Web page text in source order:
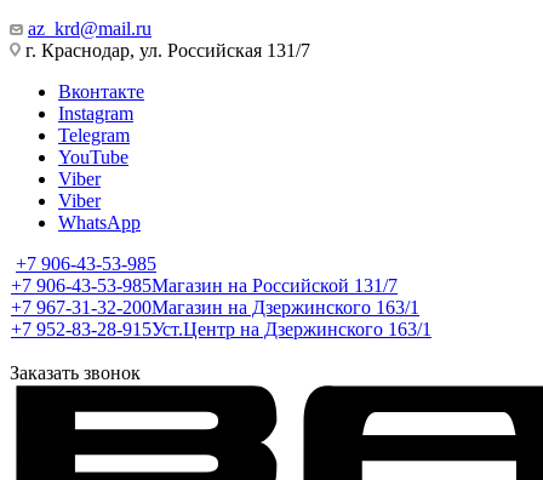
az_krd@mail.ru
г. Краснодар, ул. Российская 131/7
Вконтакте
Instagram
Telegram
YouTube
Viber
Viber
WhatsApp
+7 906-43-53-985
+7 906-43-53-985Магазин на Российской 131/7
+7 967-31-32-200Магазин на Дзержинского 163/1
+7 952-83-28-915Уст.Центр на Дзержинского 163/1
Заказать звонок